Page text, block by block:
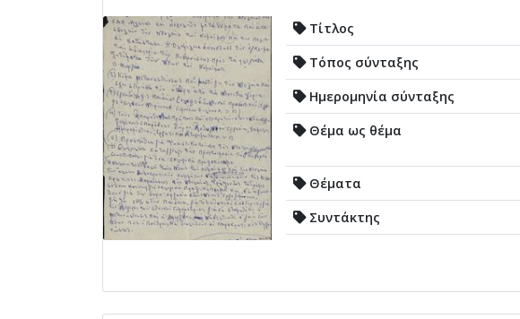
Τίτλος
Τόπος σύνταξης
Ημερομηνία σύνταξης
Θέμα ως θέμα
Θέματα
Συντάκτης